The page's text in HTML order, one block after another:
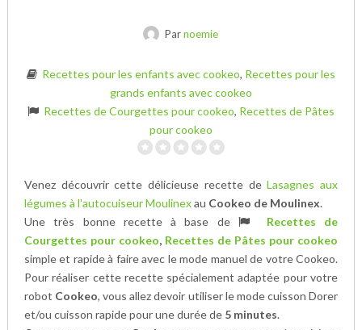
Parnoemie
Recettes pour les enfants avec cookeo, Recettes pour les
grands enfants avec cookeo
Recettes de Courgettes pour cookeo, Recettes de Pâtes
pour cookeo
Venez découvrir cette délicieuse recette deLasagnes aux
légumes à l'autocuiseur Moulinexau Cookeo de Moulinex.
Une très bonne recette à base de
Recettes de
Courgettes pour cookeo, Recettes de Pâtes pour cookeo
simple et rapide à faire avec le mode manuel de votre Cookeo.
Pour réaliser cette recette spécialement adaptée pour votre
robot Cookeo, vous allez devoir utiliser le mode cuisson Dorer
et/ou cuisson rapide pour une durée de 5 minutes.